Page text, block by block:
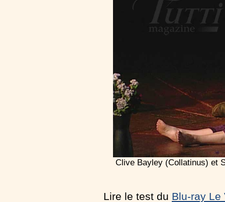
Clive Bayley (Collatinus) et
Lire le test du Blu-ray Le